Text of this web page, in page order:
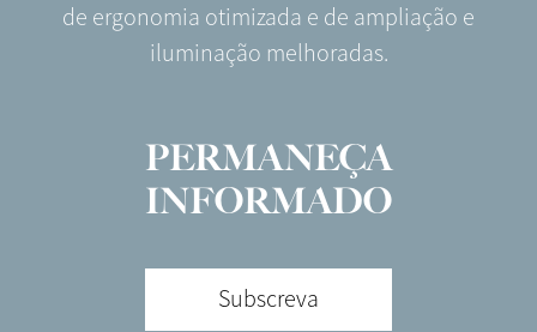
de ergonomia otimizada e de ampliação e
iluminação melhoradas.
PERMANEÇA
INFORMADO
Subscreva